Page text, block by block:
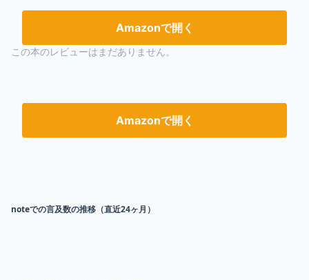
Amazonで開く
この本のレビューはまだありません。
Amazonで開く
noteでの言及数の推移（直近24ヶ月）